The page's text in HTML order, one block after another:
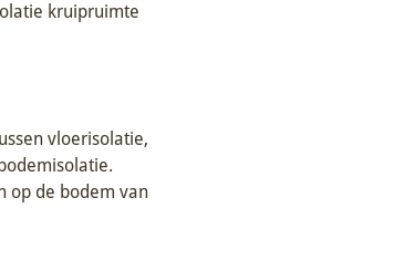
kruipruimte
vloerisolatie,
op de bodem van